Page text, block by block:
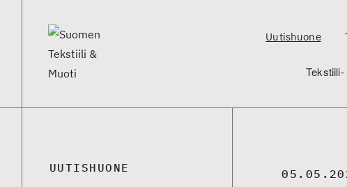
Uutishuone
UUTISHUONE